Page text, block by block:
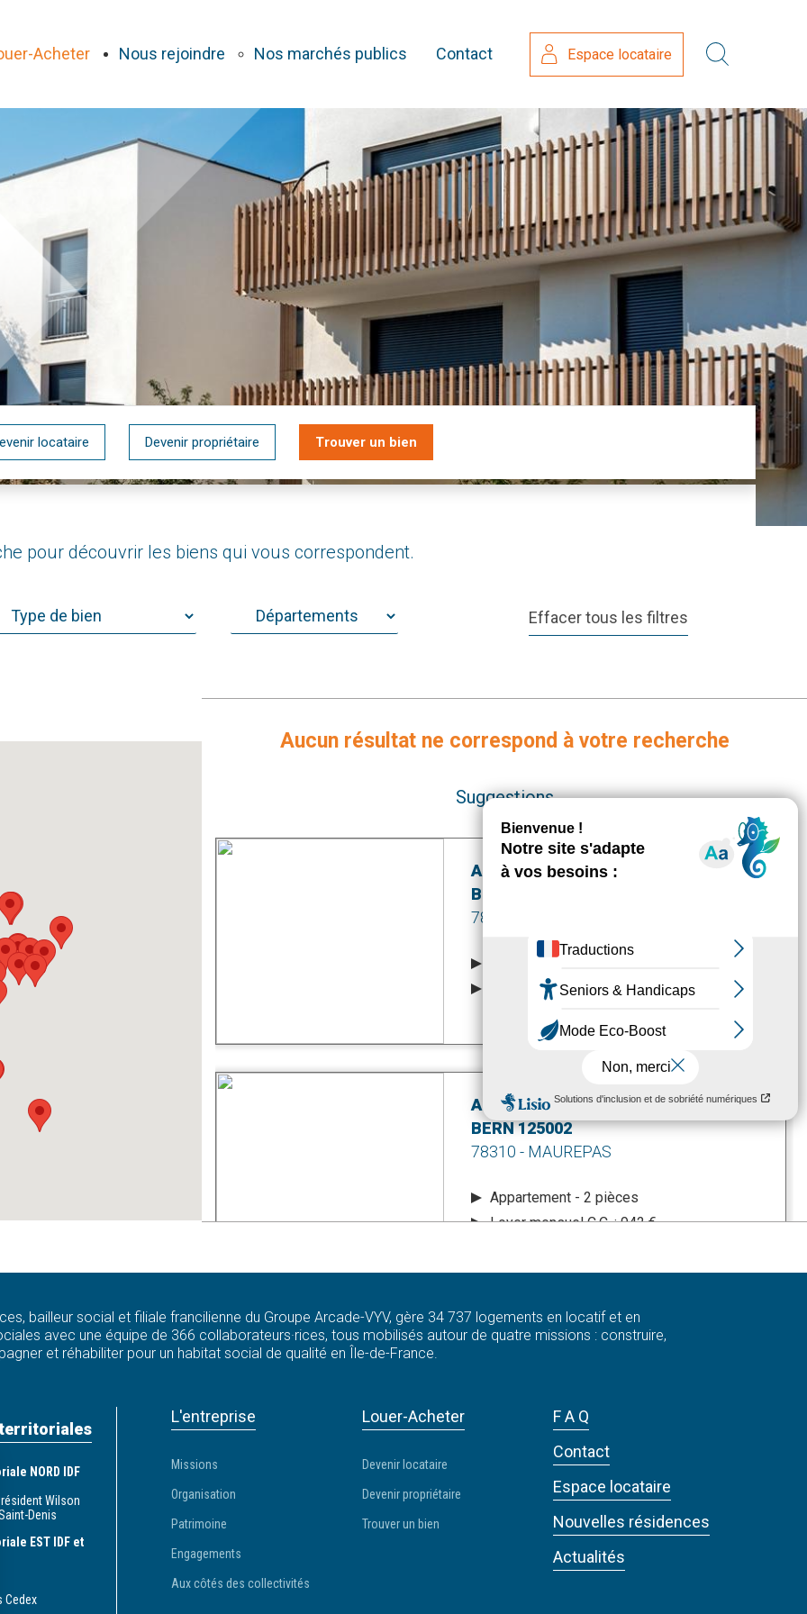
Acheter Nous rejoindre Nos marchés publics Contact Espace locataire
locataire Devenir propriétaire Trouver un bien
pour découvrir les biens qui vous correspondent.
Effacer tous les filtres
Aucun résultat ne correspond à votre recherche
Suggestions
A LOUER - T1 MAUREPAS -
BERN 125007
78310 - MAUREPAS
Loyer mensuel C.C. : 649 €
À LOUER
A LOUER - T2 MAUREPAS -
BERN 125002
78310 - MAUREPAS
Appartement - 2 pièces
Loyer mensuel C.C. : 942 €
À LOUER
A LOUER T2 MAUREPAS -
Appartement - 2 pièces
Loyer mensuel C.C. : 922 €
Local commercial
bailleur social et filiale francilienne du Groupe Arcade-VYV, gère 34 737 logements en locatif et en
avec une équipe de 366 collaborateurs·rices, tous mobilisés autour de quatre missions : construire,
et réhabiliter pour un habitat social de qualité en Île-de-France.
NORD IDF
Wilson
Denis
EST IDF et
Cedex
L'entreprise
Missions
Organisation
Patrimoine
Engagements
Aux côtés des collectivités
Louer-Acheter
Devenir locataire
Devenir propriétaire
Trouver un bien
F A Q
Contact
Espace locataire
Nouvelles résidences
Actualités